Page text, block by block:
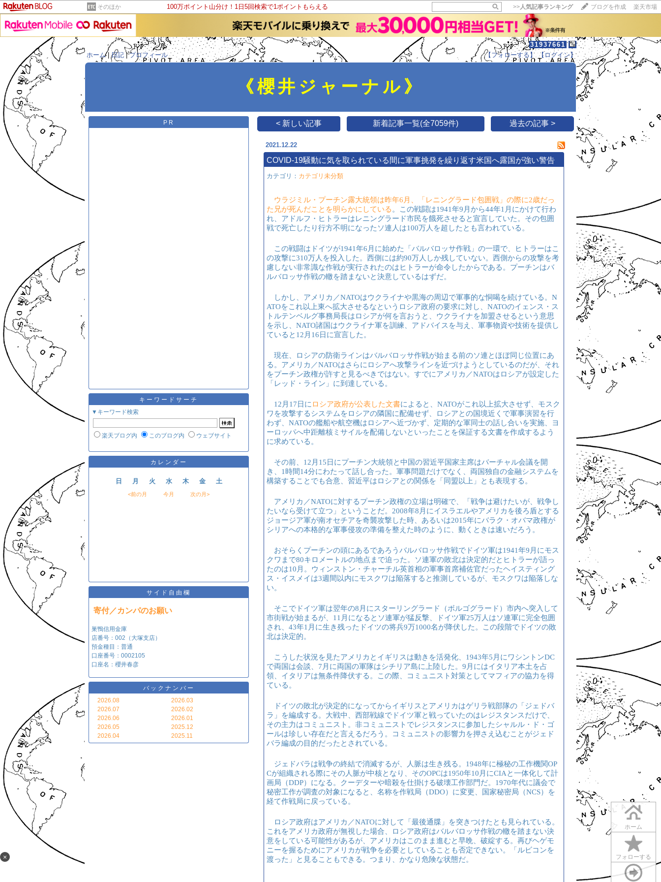
そのほか 100万ポイント山分け！1日5回検索で1ポイントもらえる >>人気記事ランキング ブログを作成 楽天市場
31937661
ホーム|日記 |プロフィール 【フォローする】 【ログイン】
《櫻井ジャーナル》
ホーム
フォローする
【毎日開催】
15記事にいいね！で1ポイント
10秒滞在
いいね!
PR
×
キーワードサーチ
▼キーワード検索
楽天ブログ内 このブログ内 ウェブサイト
カレンダー
日 月 火 水 木 金 土
<前の月 今月 次の月>
サイド自由欄
寄付／カンパのお願い
巣鴨信用金庫
店番号：002（大塚支店）
預金種目：普通
口座番号：0002105
口座名：櫻井春彦
バックナンバー
2026.08
2026.07
2026.06
2026.05
2026.04
2026.03
2026.02
2026.01
2025.12
2025.11
< 新しい記事 新着記事一覧(全7059件) 過去の記事 >
2021.12.22
COVID-19騒動に気を取られている間に軍事挑発を繰り返す米国へ露国が強い警告
カテゴリ： カテゴリ未分類
ウラジミル・プーチン露大統領は昨年6月、「レニングラード包囲戦」の際に2歳だっ
た兄が死んだことを明らかにしている ​。この戦闘は1941年9月から44年1月にかけて行わ
れ、アドルフ・ヒトラーはレニングラード市民を餓死させると宣言していた。その包囲
戦で死亡したり行方不明になったソ連人は100万人を超したとも言われている。
この戦闘はドイツが1941年6月に始めた「バルバロッサ作戦」の一環で、ヒトラーはこ
の攻撃に310万人を投入した。西側には約90万人しか残していない。西側からの攻撃を考
慮しない非常識な作戦が実行されたのはヒトラーが命令したからである。プーチンはバ
ルバロッサ作戦の轍を踏まないと決意しているはずだ。
しかし、アメリカ／NATOはウクライナや黒海の周辺で軍事的な恫喝を続けている。N
ATOをこれ以上東へ拡大させるなというロシア政府の要求に対し、NATOのイェンス・ス
トルテンベルグ事務局長はロシアが何を言おうと、ウクライナを加盟させるという意思
を示し、NATO諸国はウクライナ軍を訓練、アドバイスを与え、軍事物資や技術を提供し
ていると12月16日に宣言した。
現在、ロシアの防衛ラインはバルバロッサ作戦が始まる前のソ連とほぼ同じ位置にあ
る。アメリカ／NATOはさらにロシアへ攻撃ラインを近づけようとしているのだが、それ
をプーチン政権が許すと見るべきではない。すでにアメリカ／NATOはロシアが設定した
「レッド・ライン」に到達している。
12月17日に​ ロシア政府が公表した文書​によると、NATOがこれ以上拡大させず、モスク
ワを攻撃するシステムをロシアの隣国に配備せず、ロシアとの国境近くで軍事演習を行
わず、NATOの艦船や航空機はロシアへ近づかず、定期的な軍同士の話し合いを実施、ヨ
ーロッパへ中距離核ミサイルを配備しないといったことを保証する文書を作成するよう
に求めている。
その前、12月15日にプーチン大統領と中国の習近平国家主席はバーチャル会議を開
き、1時間14分にわたって話し合った。軍事問題だけでなく、両国独自の金融システムを
構築することでも合意、習近平はロシアとの関係を「同盟以上」とも表現する。
アメリカ／NATOに対するプーチン政権の立場は明確で、「戦争は避けたいが、戦争し
たいなら受けて立つ」ということだ。2008年8月にイスラエルやアメリカを後ろ盾とする
ジョージア軍が南オセチアを奇襲攻撃した時、あるいは2015年にバラク・オバマ政権が
シリアへの本格的な軍事侵攻の準備を整えた時のように、動くときは速いだろう。
おそらくプーチンの頭にあるであろうバルバロッサ作戦でドイツ軍は1941年9月にモス
クワまで80キロメートルの地点まで迫った。ソ連軍の敗北は決定的だとヒトラーが語っ
たのは10月。ウィンストン・チャーチル英首相の軍事首席補佐官だったヘイスティング
ス・イスメイは3週間以内にモスクワは陥落すると推測しているが、モスクワは陥落しな
い。
そこでドイツ軍は翌年の8月にスターリングラード（ボルゴグラード）市内へ突入して
市街戦が始まるが、11月になるとソ連軍が猛反撃、ドイツ軍25万人はソ連軍に完全包囲
され、43年1月に生き残ったドイツの将兵9万1000名が降伏した。この段階でドイツの敗
北は決定的。
こうした状況を見たアメリカとイギリスは動きを活発化、1943年5月にワシントンDC
で両国は会談、7月に両国の軍隊はシチリア島に上陸した。9月にはイタリア本土を占
領、イタリアは無条件降伏する。この際、コミュニスト対策としてマフィアの協力を得
ている。
ドイツの敗北が決定的になってからイギリスとアメリカはゲリラ戦部隊の「ジェドバ
ラ」を編成する。大戦中、西部戦線でドイツ軍と戦っていたのはレジスタンスだけで、
その主力はコミュニスト。非コミュニストでレジスタンスに参加したシャルル・ド・ゴ
ールは珍しい存在だと言えるだろう。コミュニストの影響力を押さえ込むことがジェド
バラ編成の目的だったとされている。
ジェドバラは戦争の終結で消滅するが、人脈は生き残る。1948年に極秘の工作機関OP
Cが組織される際にその人脈が中核となり、そのOPCは1950年10月にCIAと一体化して計
画局（DDP）になる。クーデターや暗殺を仕掛ける破壊工作部門だ。1970年代に議会で
秘密工作が調査の対象になると、名称を作戦局（DDO）に変更、国家秘密局（NCS）を
経て作戦局に戻っている。
ロシア政府はアメリカ／NATOに対して「最後通牒」を突きつけたとも見られている。
これをアメリカ政府が無視した場合、ロシア政府はバルバロッサ作戦の轍を踏まない決
意をしている可能性があるが、アメリカはこのまま進むと早晩、破綻する。再びヘゲモ
ニーを握るためにアメリカが戦争を必要としていることも否定できない。「ルビコンを
渡った」と見ることもできる。つまり、かなり危険な状態だ。